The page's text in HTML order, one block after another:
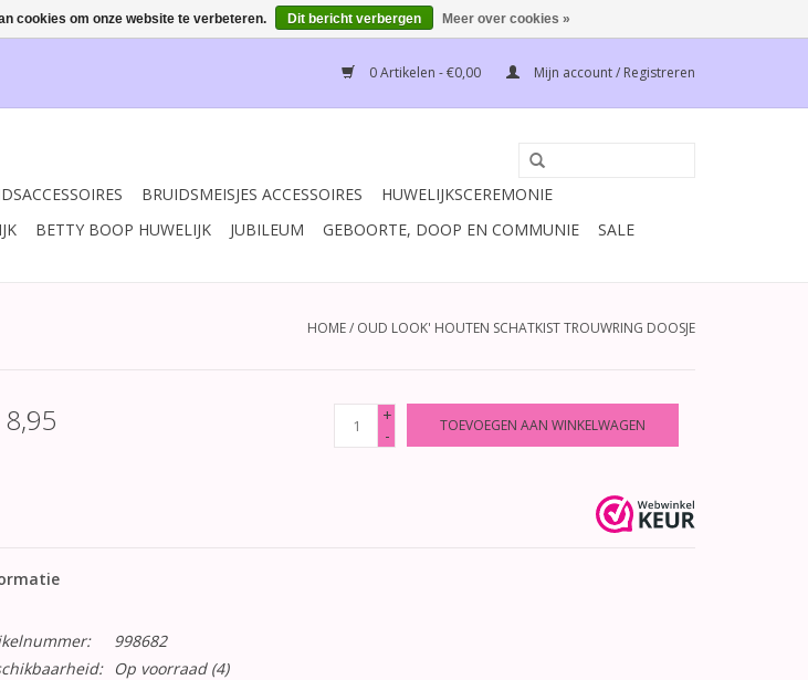
0 Artikelen - €0,00 Mijn account / Registreren
BRUIDSMEISJES ACCESSOIRES
HUWELIJKSCEREMONIE
BETTY BOOP HUWELIJK JUBILEUM GEBOORTE, DOOP EN COMMUNIE SALE
HOME/ OUD LOOK' HOUTEN SCHATKIST TROUWRING DOOSJE
+
-
TOEVOEGEN AAN WINKELWAGEN
998682
Op voorraad(4)
cookies om onze website te verbeteren. Dit bericht verbergen Meer over cookies »